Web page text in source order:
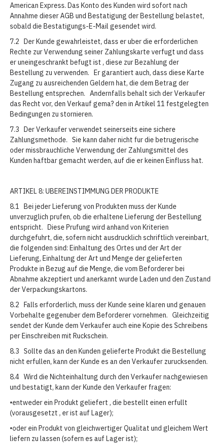
American Express. Das Konto des Kunden wird sofort nach
Annahme dieser AGB und Bestatigung der Bestellung belastet,
sobald die Bestatigungs-E-Mail gesendet wird.
7.2 Der Kunde gewahrleistet, dass er uber die erforderlichen
Rechte zur Verwendung seiner Zahlungskarte verfugt und dass
er uneingeschrankt befugt ist , diese zur Bezahlung der
Bestellung zu verwenden. Er garantiert auch, dass diese Karte
Zugang zu ausreichenden Geldern hat, die dem Betrag der
Bestellung entsprechen. Andernfalls behalt sich der Verkaufer
das Recht vor, den Verkauf gema? den in Artikel 11 festgelegten
Bedingungen zu stornieren.
7.3 Der Verkaufer verwendet seinerseits eine sichere
Zahlungsmethode. Sie kann daher nicht fur die betrugerische
oder missbrauchliche Verwendung der Zahlungsmittel des
Kunden haftbar gemacht werden, auf die er keinen Einfluss hat.
ARTIKEL 8: UBEREINSTIMMUNG DER PRODUKTE
8.1 Bei jeder Lieferung von Produkten muss der Kunde
unverzuglich prufen, ob die erhaltene Lieferung der Bestellung
entspricht. Diese Prufung wird anhand von Kriterien
durchgefuhrt, die, sofern nicht ausdrucklich schriftlich vereinbart,
die folgenden sind: Einhaltung des Ortes und der Art der
Lieferung, Einhaltung der Art und Menge der gelieferten
Produkte in Bezug auf die Menge, die vom Beforderer bei
Abnahme akzeptiert und anerkannt wurde Laden und den Zustand
der Verpackungskartons.
8.2 Falls erforderlich, muss der Kunde seine klaren und genauen
Vorbehalte gegenuber dem Beforderer vornehmen. Gleichzeitig
sendet der Kunde dem Verkaufer auch eine Kopie des Schreibens
per Einschreiben mit Ruckschein.
8.3 Sollte das an den Kunden gelieferte Produkt die Bestellung
nicht erfullen, kann der Kunde es an den Verkaufer zurucksenden.
8.4 Wird die Nichteinhaltung durch den Verkaufer nachgewiesen
und bestatigt, kann der Kunde den Verkaufer fragen:
•entweder ein Produkt geliefert , die bestellt einen erfullt
(vorausgesetzt , er ist auf Lager);
•oder ein Produkt von gleichwertiger Qualitat und gleichem Wert
liefern zu lassen (sofern es auf Lager ist);